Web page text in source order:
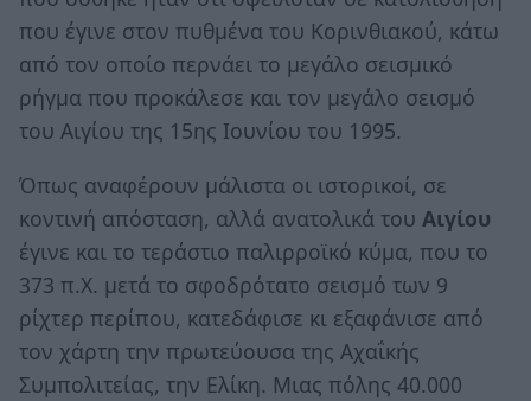
που έγινε στον πυθμένα του Κορινθιακού, κάτω
από τον οποίο περνάει το μεγάλο σεισμικό
ρήγμα που προκάλεσε και τον μεγάλο σεισμό
του Αιγίου της 15ης Ιουνίου του 1995.
Όπως αναφέρουν μάλιστα οι ιστορικοί, σε
κοντινή απόσταση, αλλά ανατολικά του Αιγίου
έγινε και το τεράστιο παλιρροϊκό κύμα, που το
373 π.Χ. μετά το σφοδρότατο σεισμό των 9
ρίχτερ περίπου, κατεδάφισε κι εξαφάνισε από
τον χάρτη την πρωτεύουσα της Αχαΐκής
Συμπολιτείας, την Ελίκη. Μιας πόλης 40.000